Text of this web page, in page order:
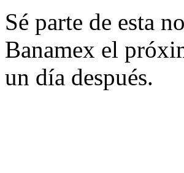
Sé parte de esta
Banamex el
un día después.